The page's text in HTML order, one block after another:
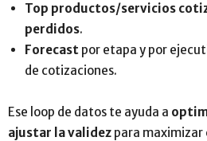
Top productos/servicios
perdidos.
Forecast por etapa y por
de cotizaciones.
Ese loop de datos te ayuda a
ajustar la validez para maximizar